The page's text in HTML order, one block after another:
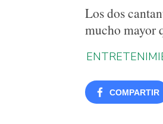
Los dos
mucho mayor
COMPARTIR